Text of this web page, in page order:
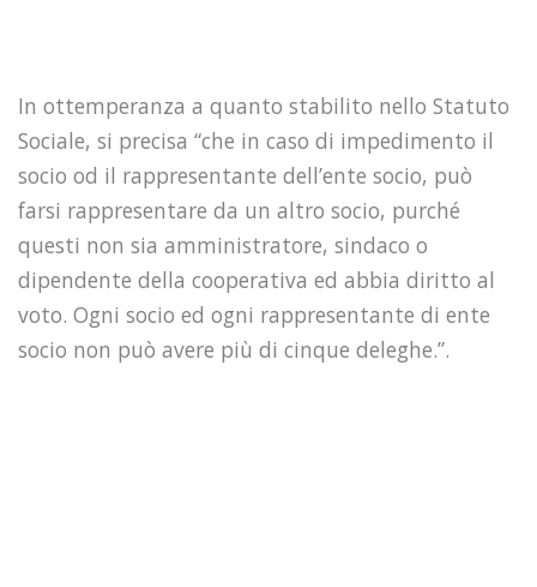
In ottemperanza a quanto stabilito nello Statuto
Sociale, si precisa “che in caso di impedimento il
socio od il rappresentante dell’ente socio, può
farsi rappresentare da un altro socio, purché
questi non sia amministratore, sindaco o
dipendente della cooperativa ed abbia diritto al
voto. Ogni socio ed ogni rappresentante di ente
socio non può avere più di cinque deleghe.”.